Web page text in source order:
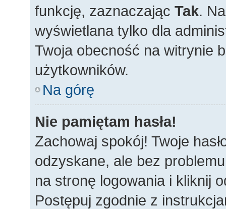
funkcję, zaznaczając Tak.
wyświetlana tylko dla
Twoja obecność na witrynie
użytkowników.
Na górę
Nie pamiętam hasła!
Zachowaj spokój! Twoje
odzyskane, ale bez
na stronę logowania i kliknij
Postępuj zgodnie z